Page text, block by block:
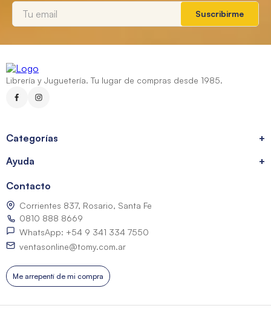
Suscribirme
Librería y Juguetería. Tu lugar de compras desde 1985.
Categorías
+
Ayuda
+
Contacto
Corrientes 837, Rosario, Santa Fe
0810 888 8669
WhatsApp: +54 9 341 334 7550
ventasonline@tomy.com.ar
Me arrepentí de mi compra